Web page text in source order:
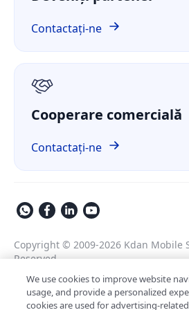
Finanțe
ComPDF pe GitHub
Contactați-ne
Cooperare comercială
Contactați-ne
Politica de confidențialitate
Politica de securitate
Setări cookie
Copyright © 2009-2026 Kdan Mobile
Reserved.
We use cookies to improve website
usage, and provide a personalized
cookies are used for advertising-